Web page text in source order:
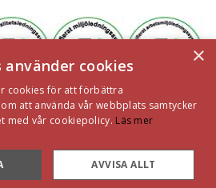
×
cookies
cookies för att förbättra
att använda vår webbplats samtycker
med vår cookiepolicy. Läs mer
AVVISA ALLT